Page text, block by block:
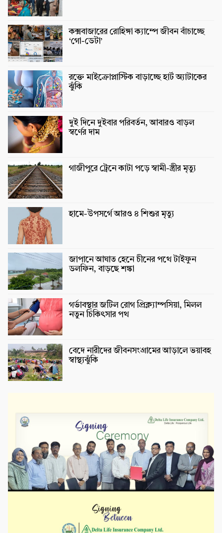
কক্সবাজারের রোহিঙ্গা ক্যাম্পে জীবন বাঁচাচ্ছে
‘গো-ডেটা’
রক্তে মাইক্রোপ্লাস্টিক বাড়াচ্ছে হার্ট অ্যাটাকের
ঝুঁকি
দুই দিনে দুইবার পরিবর্তন, আবারও বাড়ল
স্বর্ণের দাম
গাজীপুরে ট্রেনে কাটা পড়ে স্বামী-স্ত্রীর মৃত্যু
হামে-উপসর্গে আরও ৪ শিশুর মৃত্যু
জাপানে আঘাত হেনে চীনের পথে টাইফুন
ডলফিন, বাড়ছে শঙ্কা
গর্ভাবস্থার জটিল রোগ প্রিক্ল্যাম্পসিয়া, মিলল
নতুন চিকিৎসার পথ
বেদে নারীদের জীবনসংগ্রামের আড়ালে ভয়াবহ
স্বাস্থ্যঝুঁকি